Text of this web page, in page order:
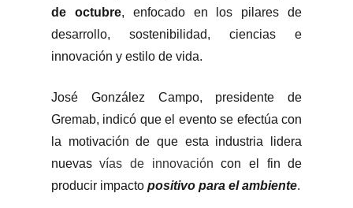
de octubre, enfocado en los pilares de
desarrollo, sostenibilidad, ciencias e
innovación y estilo de vida.
José González Campo, presidente de
Gremab, indicó que el evento se efectúa con
la motivación de que esta industria lidera
nuevasvías de innovación con el fin de
producir impacto positivo para el ambiente.